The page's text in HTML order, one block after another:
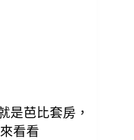
是芭比套房，
看看